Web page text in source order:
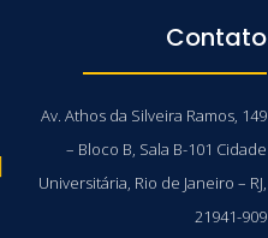
Contato
Av. Athos da Silveira Ramos, 149
– Bloco B, Sala B-101 Cidade
Universitária, Rio de Janeiro – RJ,
21941-909